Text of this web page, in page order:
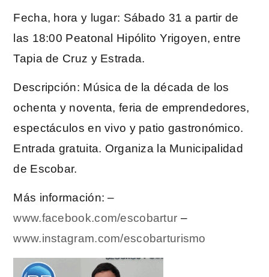
Fecha, hora y lugar: Sábado 31 a partir de
las 18:00 Peatonal Hipólito Yrigoyen, entre
Tapia de Cruz y Estrada.
Descripción: Música de la década de los
ochenta y noventa, feria de emprendedores,
espectáculos en vivo y patio gastronómico.
Entrada gratuita. Organiza la Municipalidad
de Escobar.
Más información: –
www.facebook.com/escobartur –
www.instagram.com/escobarturismo